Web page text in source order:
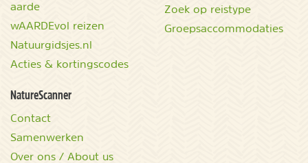
aarde
wAARDEvol reizen
Natuurgidsjes.nl
Acties & kortingscodes
Zoek op reistype
Groepsaccommodaties
NatureScanner
Contact
Samenwerken
Over ons / About us